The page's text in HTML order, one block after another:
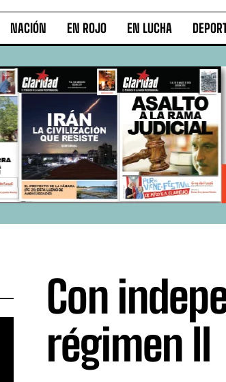
NACIÓN EN ROJO EN LUCHA
Con
régimen II